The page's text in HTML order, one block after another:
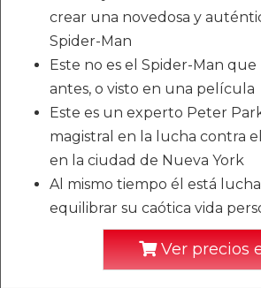
crear una novedosa y
Spider-Man
Este no es el Spider-Man que
antes, o visto en una película
Este es un experto Peter
magistral en la lucha contra
en la ciudad de Nueva York
Al mismo tiempo él está
equilibrar su caótica vida
Ver precios